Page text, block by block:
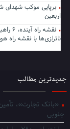
برپایی موکب شهدای
اربعین
ناترازی‌ها با نقشه راه
جدیدترین مطالب
جنوبی